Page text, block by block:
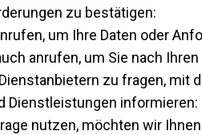
zu bestätigen:
um Ihre Daten oder
anrufen, um Sie nach
zu fragen, mit
Dienstleistungen informieren:
nutzen, möchten wir